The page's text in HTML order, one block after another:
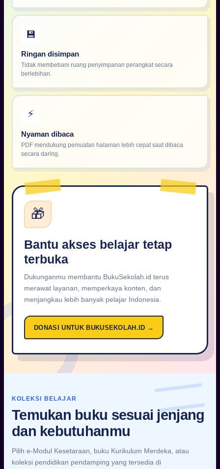
💾
Ringan disimpan
Tidak membebani ruang penyimpanan perangkat secara
berlebihan.
⚡
Nyaman dibaca
PDF mendukung pemuatan halaman lebih cepat saat dibaca
secara daring.
🎁
Bantu akses belajar tetap
terbuka
Dukunganmu membantu BukuSekolah.id terus
merawat layanan, memperkaya konten, dan
menjangkau lebih banyak pelajar Indonesia.
DONASI UNTUK BUKUSEKOLAH.ID →
KOLEKSI BELAJAR
Temukan buku sesuai jenjang
dan kebutuhanmu
Pilih e-Modul Kesetaraan, buku Kurikulum Merdeka, atau
koleksi pendidikan pendamping yang tersedia di